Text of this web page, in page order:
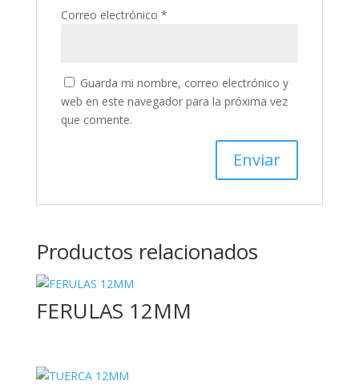
Correo electrónico *
Guarda mi nombre, correo electrónico y
web en este navegador para la próxima vez
que comente.
Productos relacionados
FERULAS 12MM